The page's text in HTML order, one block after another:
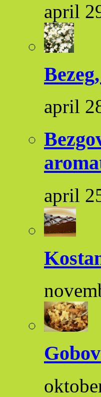
april
april
april